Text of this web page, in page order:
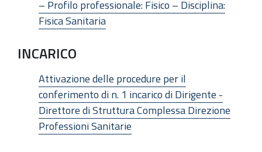
– Profilo professionale: Fisico – Disciplina:
Fisica Sanitaria
INCARICO
Attivazione delle procedure per il
conferimento di n. 1 incarico di Dirigente -
Direttore di Struttura Complessa Direzione
Professioni Sanitarie